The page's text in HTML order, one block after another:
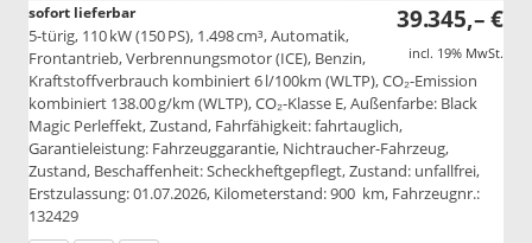
39.345,– €
incl. 19% MwSt.
sofort lieferbar
5-türig, 110 kW (150 PS), 1.498 cm³, Automatik,
Frontantrieb, Verbrennungsmotor (ICE), Benzin,
Kraftstoffverbrauch kombiniert 6 l/100km (WLTP), CO₂-Emission
kombiniert 138.00 g/km (WLTP), CO₂-Klasse E, Außenfarbe: Black
Magic Perleffekt, Zustand, Fahrfähigkeit: fahrtauglich,
Garantieleistung: Fahrzeuggarantie, Nichtraucher-Fahrzeug,
Zustand, Beschaffenheit: Scheckheftgepflegt, Zustand: unfallfrei,
Erstzulassung: 01.07.2026, Kilometerstand: 900 km, Fahrzeugnr.:
132429